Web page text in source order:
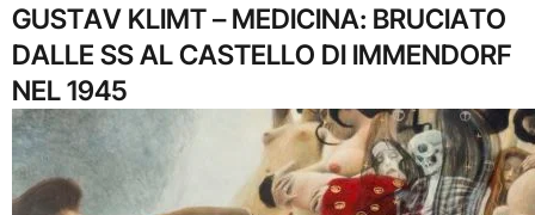
GUSTAV KLIMT – MEDICINA: BRUCIATO
DALLE SS AL CASTELLO DI IMMENDORF
NEL 1945